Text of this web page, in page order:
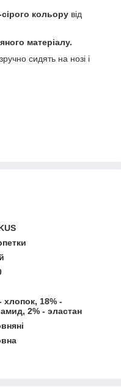
сірого кольору від
матеріалу.
зручно сидять на нозі і
хлопок, 18% -
2% - эластан